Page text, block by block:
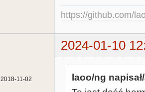
https://github.com/
2024-01-10
2018-11-02
laoo/ng